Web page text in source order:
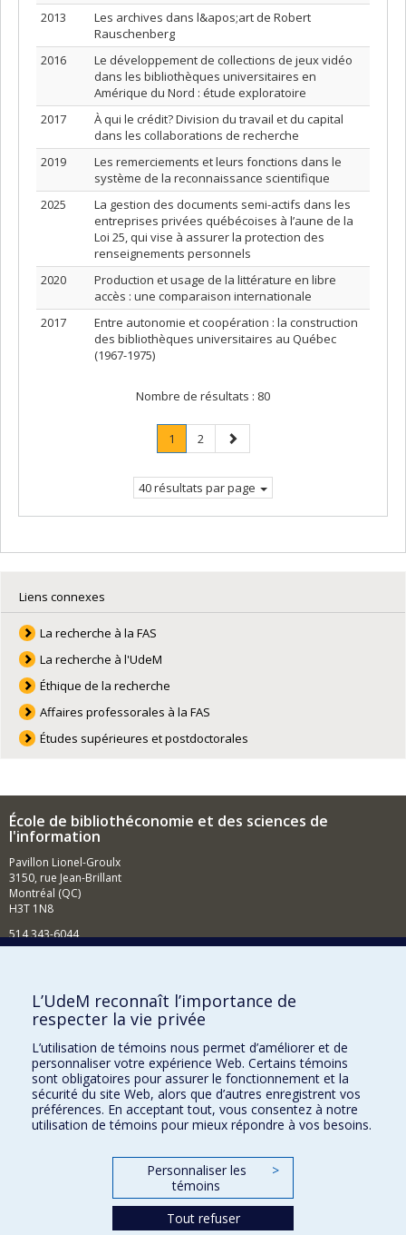
2013
Les archives dans l&apos;art de Robert
Rauschenberg
2016
Le développement de collections de jeux vidéo
dans les bibliothèques universitaires en
Amérique du Nord : étude exploratoire
2017
À qui le crédit? Division du travail et du capital
dans les collaborations de recherche
2019
Les remerciements et leurs fonctions dans le
système de la reconnaissance scientifique
2025
La gestion des documents semi-actifs dans les
entreprises privées québécoises à l’aune de la
Loi 25, qui vise à assurer la protection des
renseignements personnels
2020
Production et usage de la littérature en libre
accès : une comparaison internationale
2017
Entre autonomie et coopération : la construction
des bibliothèques universitaires au Québec
(1967-1975)
Nombre de résultats : 80
Page
1
Page
Page
2
Page
suivante
40 résultats par page
Liens connexes
La recherche à la FAS
La recherche à l'UdeM
Éthique de la recherche
Affaires professorales à la FAS
Études supérieures et postdoctorales
École de bibliothéconomie et des sciences de
l'information
Pavillon Lionel-Groulx
3150, rue Jean-Brillant
Montréal (QC)
H3T 1N8
514 343-6044
Comment soutenir l'École?
BESOIN D'AIDE?
Plan du site
Signaler une erreur
Accessibilité
FACULTÉ DES ARTS ET DES SCIENCES
Nos départements et écoles
L’UdeM reconnaît l’importance de
respecter la vie privée
L’utilisation de témoins nous permet d’améliorer et de
personnaliser votre expérience Web. Certains témoins
sont obligatoires pour assurer le fonctionnement et la
sécurité du site Web, alors que d’autres enregistrent vos
préférences. En acceptant tout, vous consentez à notre
utilisation de témoins pour mieux répondre à vos besoins.
Personnaliser les
témoins
>
Tout refuser